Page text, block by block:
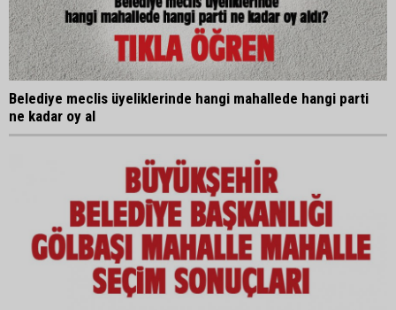
Belediye meclis üyeliklerinde hangi mahallede hangi parti
ne kadar oy al